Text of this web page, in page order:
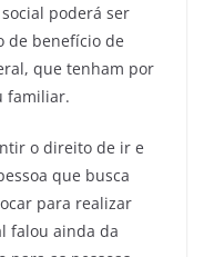
poderá ser
de benefício de
que tenham por
familiar.
o direito de ir e
que busca
para realizar
falou ainda da